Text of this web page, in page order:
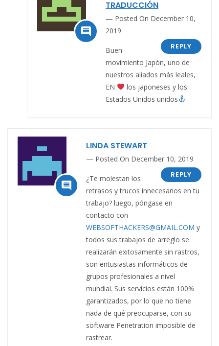

TRADUCCIÓN
Posted On December 10,
2019
REPLY
Buen
movimiento Japón, uno de
nuestros aliados más leales,
EN
los japoneses y los
Estados Unidos unidos

LINDA STEWART
Posted On December 10, 2019
REPLY
¿Te molestan los
retrasos y trucos innecesarios en tu
trabajo? luego, póngase en
contacto con
WEBSOFTHACKERS@GMAIL.COM y
todos sus trabajos de arreglo se
realizarán exitosamente sin rastros,
son entusiastas informáticos de
grupos profesionales a nivel
mundial. Sus servicios están 100%
garantizados, por lo que no tiene
nada de qué preocuparse, con su
software Penetration imposible de
rastrear.